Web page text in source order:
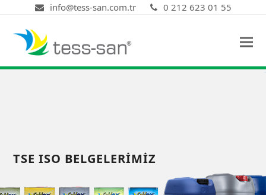
info@tess-san.com.tr 0 212 623 01 55
TSE ISO BELGELERIMIZ